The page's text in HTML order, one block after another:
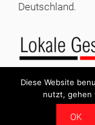
Deutschland.
© 2026
Diese Website
nutzt, gehen
OK